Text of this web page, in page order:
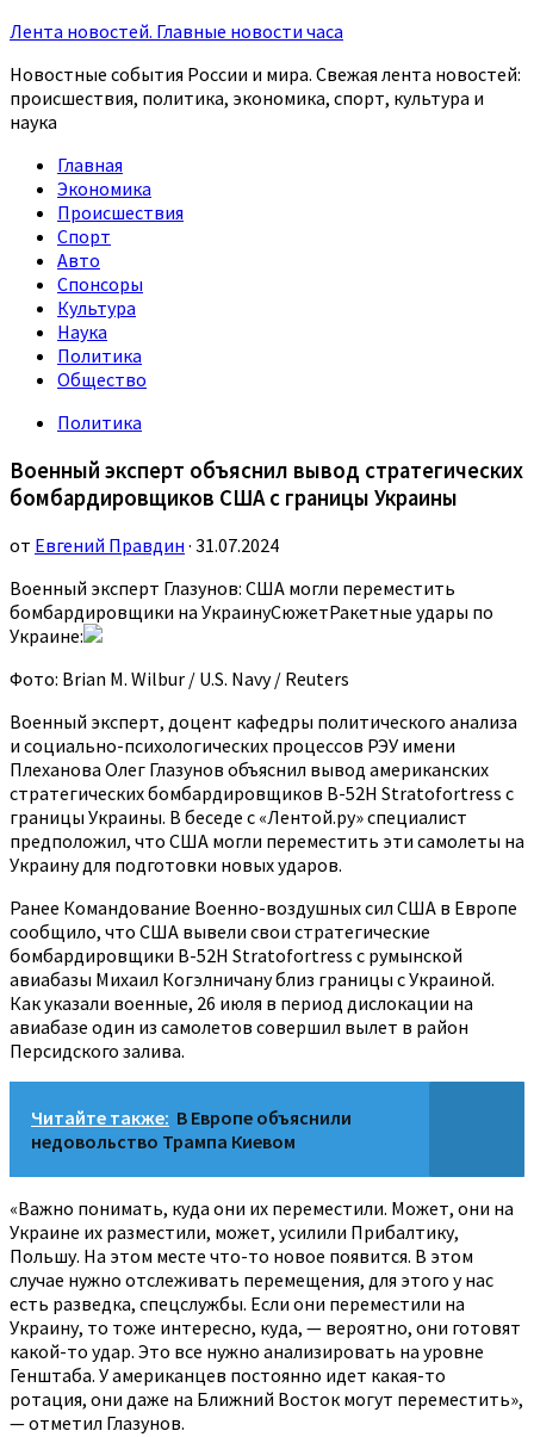
Лента новостей. Главные новости часа
Новостные события России и мира. Свежая лента новостей:
происшествия, политика, экономика, спорт, культура и
наука
Главная
Экономика
Происшествия
Спорт
Авто
Спонсоры
Культура
Наука
Политика
Общество
Политика
Военный эксперт объяснил вывод стратегических
бомбардировщиков США с границы Украины
от Евгений Правдин · 31.07.2024
Военный эксперт Глазунов: США могли переместить
бомбардировщики на УкраинуСюжетРакетные удары по
Украине:
Фото: Brian M. Wilbur / U.S. Navy / Reuters
Военный эксперт, доцент кафедры политического анализа
и социально-психологических процессов РЭУ имени
Плеханова Олег Глазунов объяснил вывод американских
стратегических бомбардировщиков B-52H Stratofortress с
границы Украины. В беседе с «Лентой.ру» специалист
предположил, что США могли переместить эти самолеты на
Украину для подготовки новых ударов.
Ранее Командование Военно-воздушных сил США в Европе
сообщило, что США вывели свои стратегические
бомбардировщики B-52H Stratofortress с румынской
авиабазы Михаил Когэлничану близ границы с Украиной.
Как указали военные, 26 июля в период дислокации на
авиабазе один из самолетов совершил вылет в район
Персидского залива.
Читайте также: В Европе объяснили
недовольство Трампа Киевом
«Важно понимать, куда они их переместили. Может, они на
Украине их разместили, может, усилили Прибалтику,
Польшу. На этом месте что-то новое появится. В этом
случае нужно отслеживать перемещения, для этого у нас
есть разведка, спецслужбы. Если они переместили на
Украину, то тоже интересно, куда, — вероятно, они готовят
какой-то удар. Это все нужно анализировать на уровне
Генштаба. У американцев постоянно идет какая-то
ротация, они даже на Ближний Восток могут переместить»,
— отметил Глазунов.